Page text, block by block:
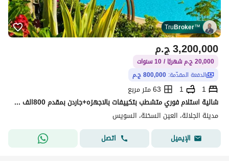
TruBroker™
ج.م3,200,000
20,000 ج.م شهريًا / 10 سنوات
الدفعة المقدّمة: 800,000 ج.م
1
1
63 متر مربع
شالية استلام فوري متشطب بتكييفات بالاجهزه+جاردن بمقدم 800الف وقسط على 10 سنين قسط الشهري 20الف فقط
مدينة الجلالة، العين السخنة، السويس
الإيميل
اتصل